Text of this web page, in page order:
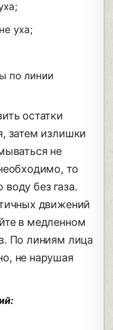
уха;
по линии
остатки
затем излишки
не
то
без газа.
движений
в медленном
По линиям лица
не нарушая